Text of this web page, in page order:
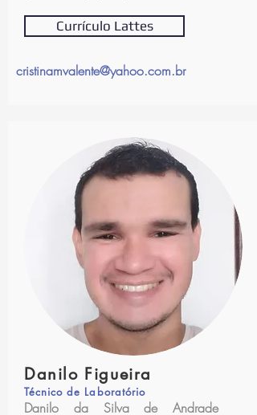
Currículo Lattes
cristinamvalente@yahoo.com.br
Danilo Figueira
Técnico de Laboratório
Danilo da Silva de Andrade